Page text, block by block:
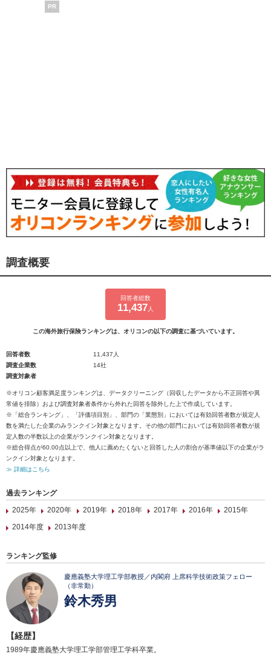
PR
調査概要
回答者総数
11,437 人
この海外旅行保険ランキングは、オリコンの以下の調査に基づいています。
回答者数
11,437人
調査企業数
14社
調査対象者
※オリコン顧客満足度ランキングは、データクリーニング（回収したデータから不正回答や異
常値を排除）および調査対象者条件から外れた回答を除外した上で作成しています。
※「総合ランキング」、「評価項目別」、部門の「業態別」においては有効回答者数が規定人
数を満たした企業のみランクイン対象となります。その他の部門においては有効回答者数が規
定人数の半数以上の企業がランクイン対象となります。
※総合得点が60.00点以上で、他人に薦めたくないと回答した人の割合が基準値以下の企業がラ
ンクイン対象となります。
≫ 詳細はこちら
過去ランキング
2025年
2020年 2019年 2018年 2017年 2016年
2015年
2014年度
2013年度
ランキング監修
慶應義塾大学理工学部教授／内閣府 上席科学技術政策フェロー
（非常勤）
鈴木秀男
【経歴】
1989年慶應義塾大学理工学部管理工学科卒業。